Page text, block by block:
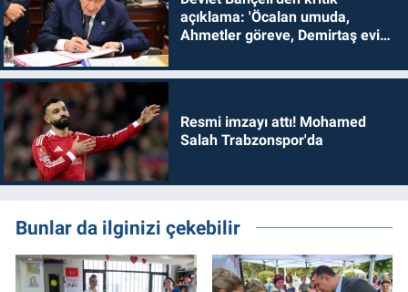
açıklama: 'Öcalan umuda,
Ahmetler göreve, Demirtaş evine
Resmi imzayı attı! Mohamed
Salah Trabzonspor'da
Bunlar da ilginizi çekebilir